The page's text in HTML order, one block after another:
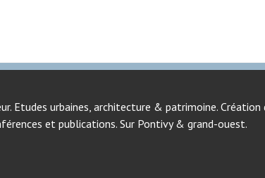
Etudes urbaines, architecture & patrimoine. Création
et publications. Sur Pontivy & grand-ouest.